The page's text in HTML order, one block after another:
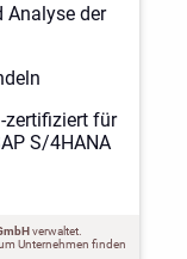
Analyse der
zertifiziert für
S/4HANA
verwaltet.
Unternehmen finden